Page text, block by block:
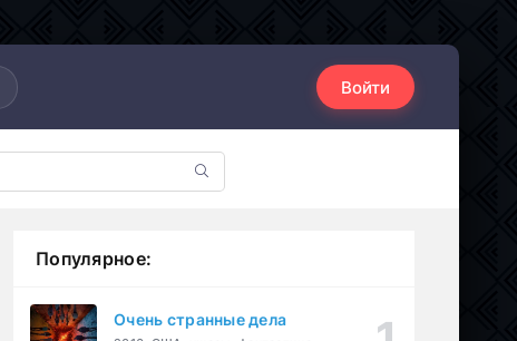
Войти
Популярное:
Очень странные дела